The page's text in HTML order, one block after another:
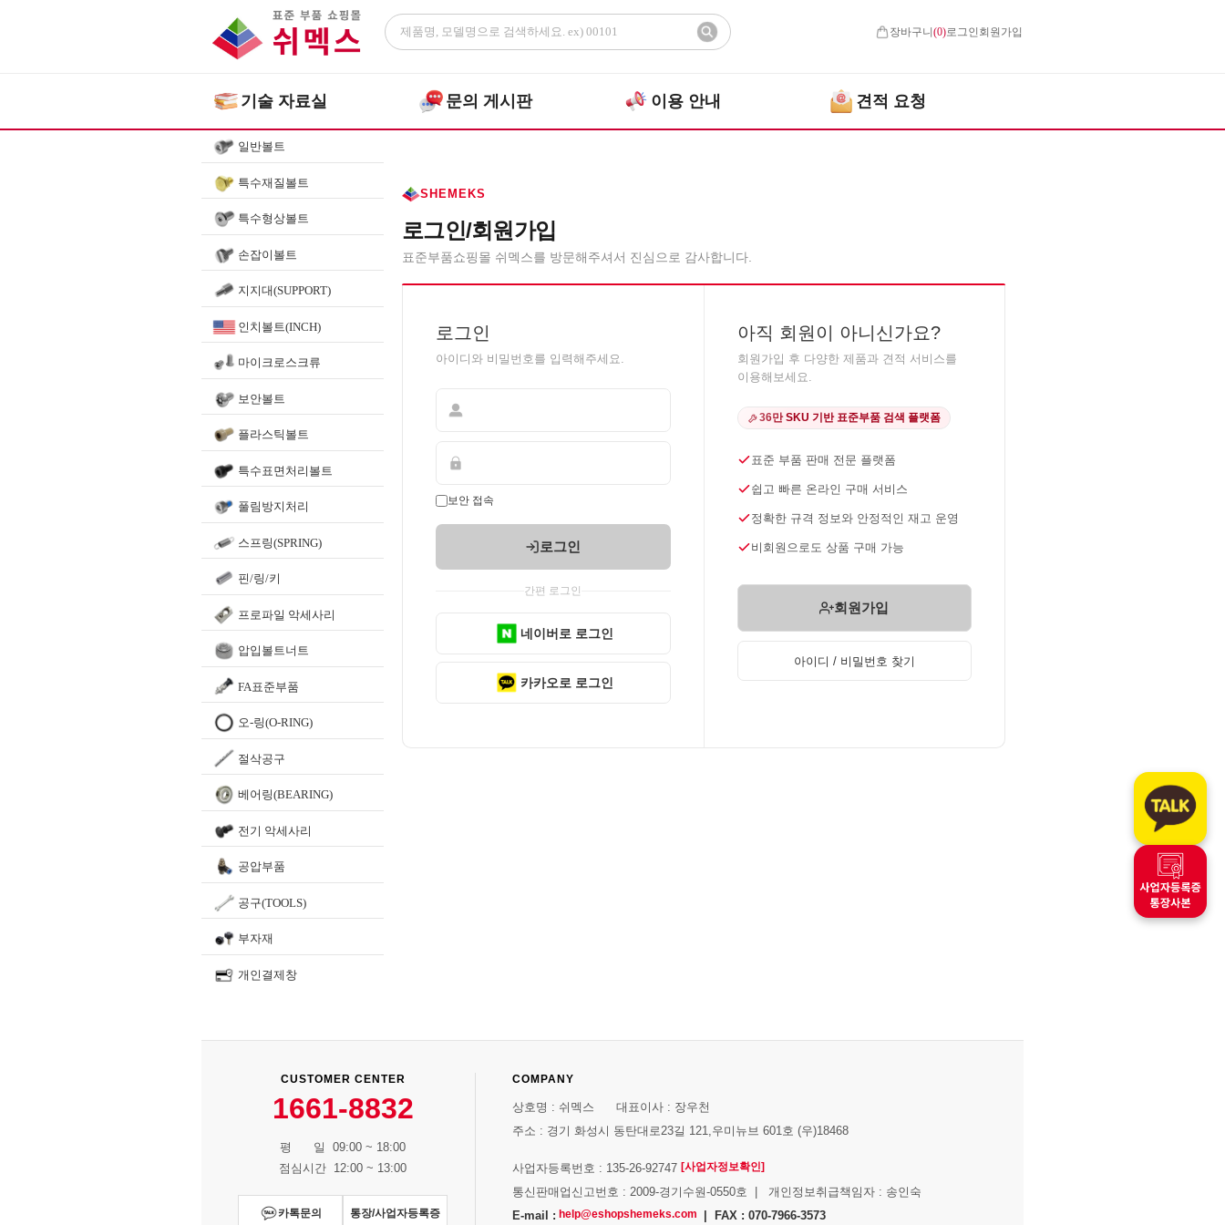
장바구니(0)로그인 회원가입
기술 자료실 문의 게시판 이용 안내 견적 요청
일반볼트
특수재질볼트
특수형상볼트
손잡이볼트
지지대(SUPPORT)
인치볼트(INCH)
마이크로스크류
보안볼트
플라스틱볼트
특수표면처리볼트
풀림방지처리
스프링(SPRING)
핀/링/키
프로파일 악세사리
압입볼트너트
FA표준부품
오-링(O-RING)
절삭공구
베어링(BEARING)
전기 악세사리
공압부품
공구(TOOLS)
부자재
개인결제창
SHEMEKS
로그인/회원가입
표준부품쇼핑몰 쉬멕스를 방문해주셔서 진심으로 감사합니다.
로그인
아이디와 비밀번호를 입력해주세요.
보안 접속
로그인
간편 로그인
네이버로 로그인
카카오로 로그인
아직 회원이 아니신가요?
회원가입 후 다양한 제품과 견적 서비스를
이용해보세요.
36만 SKU 기반 표준부품 검색 플랫폼
표준 부품 판매 전문 플랫폼
쉽고 빠른 온라인 구매 서비스
정확한 규격 정보와 안정적인 재고 운영
비회원으로도 상품 구매 가능
회원가입
아이디 / 비밀번호 찾기
CUSTOMER CENTER
1661-8832
평 일 09:00 ~ 18:00
점심시간 12:00 ~ 13:00
카톡문의 통장/사업자등록증
COMPANY
상호명 : 쉬멕스 대표이사 : 장우천
주소 : 경기 화성시 동탄대로23길 121,우미뉴브 601호 (우)18468
사업자등록번호 : 135-26-92747 [사업자정보확인]
통신판매업신고번호 : 2009-경기수원-0550호 | 개인정보취급책임자 : 송인숙
E-mail : help@eshopshemeks.com | FAX : 070-7966-3573